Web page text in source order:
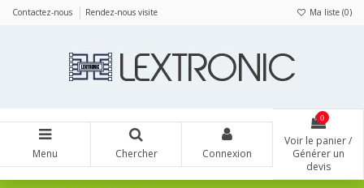
Contactez-nous Rendez-nous visite Ma liste (0)
Menu Chercher Connexion
0
Voir le panier /
Générer un
devis
Panneau de gestion des cookies